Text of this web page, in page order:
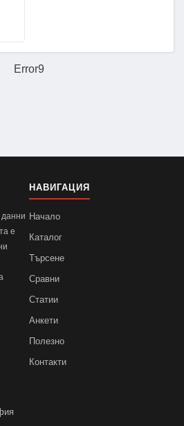
Error9
данни
е
НАВИГАЦИЯ
Начало
Каталог
Търсене
Сравни
Статии
Анкети
Полезно
Контакти